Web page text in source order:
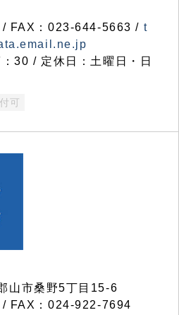
FAX：023-644-5663 / t
30 / 定休日：土曜日・日
可
市桑野5丁目15-6
FAX：024-922-7694